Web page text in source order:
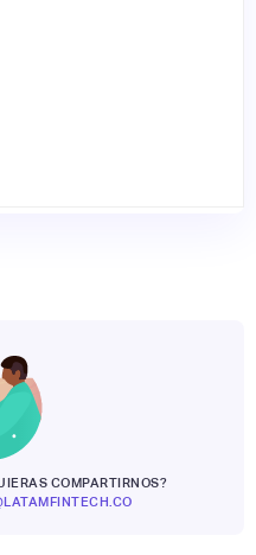
COMPARTIRNOS?